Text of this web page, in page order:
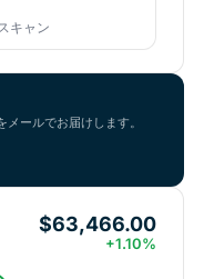
キャン
ールでお届けします。
$63,466.00
+1.10%